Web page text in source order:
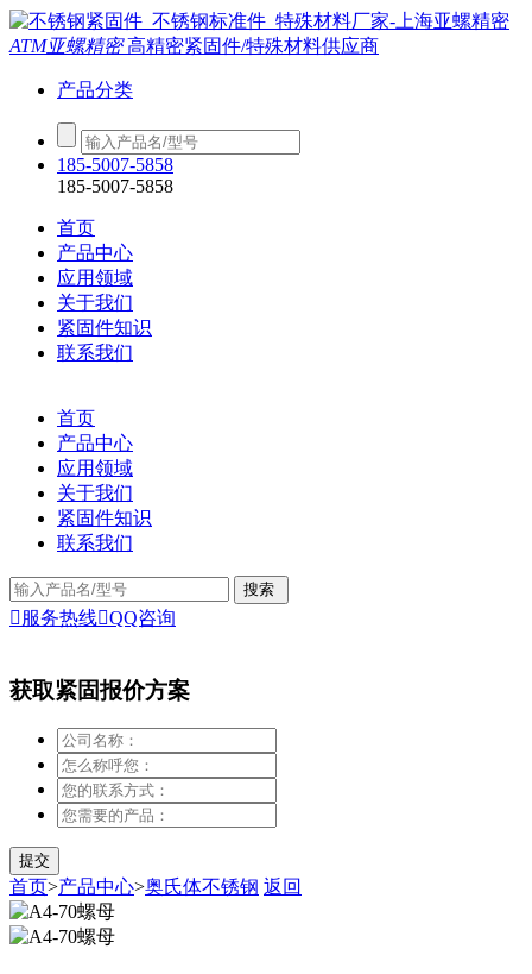
ATM亚螺精密高精密紧固件/特殊材料供应商
产品分类
185-5007-5858
185-5007-5858
首页
产品中心
应用领域
关于我们
紧固件知识
联系我们
首页
产品中心
应用领域
关于我们
紧固件知识
联系我们
 服务热线QQ咨询
获取紧固报价方案
首页>产品中心>奥氏体不锈钢 返回